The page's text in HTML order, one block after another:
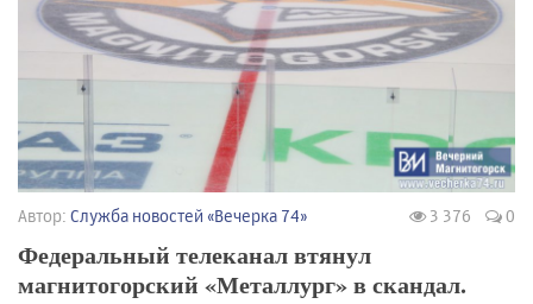
Автор: Служба новостей «Вечерка 74» 3 376 0
Федеральный телеканал втянул
магнитогорский «Металлург» в скандал.